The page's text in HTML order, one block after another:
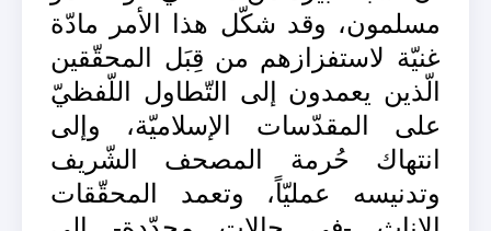
مسلمون، وقد شكّل هذا الأمر مادّة
غنيّة لاستفزازهم من قِبَل المحقّقين
الّذين يعمدون إلى التّطاول اللّفظيّ
على المقدّسات الإسلاميّة، وإلى
انتهاك حُرمة المصحف الشّريف
وتدنيسه عمليّاً، وتعمد المحقّقات